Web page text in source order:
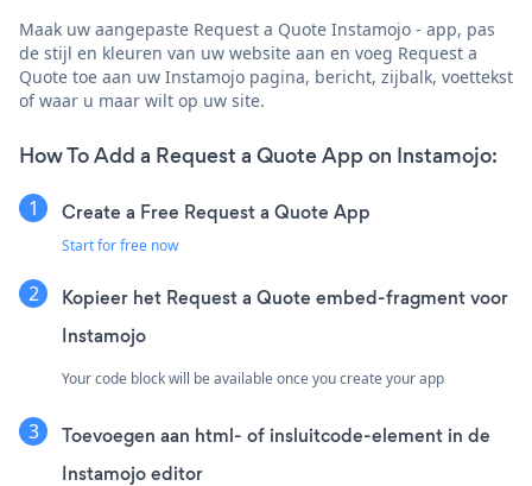
Maak uw aangepaste Request a Quote Instamojo - app, pas
de stijl en kleuren van uw website aan en voeg Request a
Quote toe aan uw Instamojo pagina, bericht, zijbalk, voettekst
of waar u maar wilt op uw site.
How To Add a Request a Quote App on Instamojo:
Create a Free Request a Quote App
Start for free now
Kopieer het Request a Quote embed-fragment voor
Instamojo
Your code block will be available once you create your app
Toevoegen aan html- of insluitcode-element in de
Instamojo editor